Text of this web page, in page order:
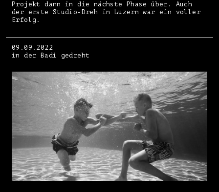
Projekt dann in die nächste Phase über. Auch
der erste Studio-Dreh in Luzern war ein voller
Erfolg.
09.09.2022
in der Badi gedreht